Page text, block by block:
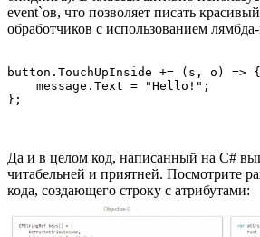
event`ов, что позволяет писать
обработчиков с использованием
button.TouchUpInside += (s, o) => {
    message.Text = "Hello!";
Да и в целом код, написанный на C#
читабельней и приятней. Посмотрите
кода, создающего строку с атрибутами: